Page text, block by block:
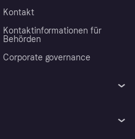
Kontakt
Kontaktinformationen für
Behörden
Corporate governance